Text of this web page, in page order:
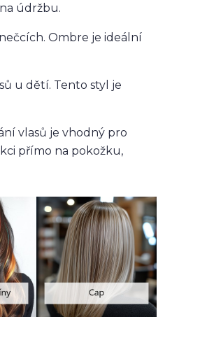
údržbu.
Ombre je ideální
u dětí. Tento styl je
vlasů je vhodný pro
přímo na pokožku,